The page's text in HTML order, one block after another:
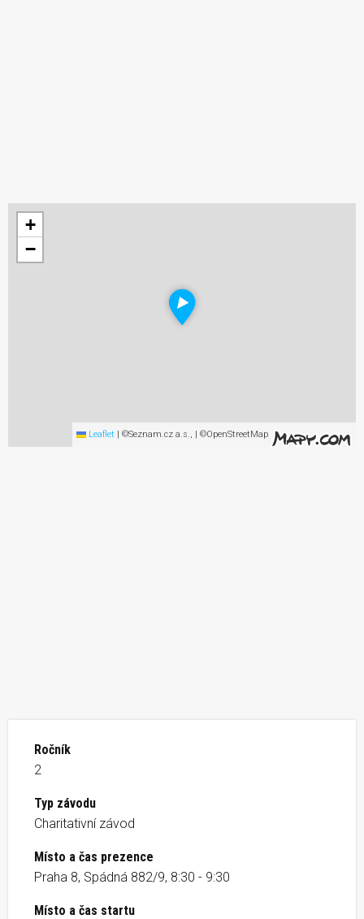
+
−
Leaflet | ©Seznam.cz a.s., | ©OpenStreetMap
Ročník
2
Typ závodu
Charitativní závod
Místo a čas prezence
Praha 8, Spádná 882/9, 8:30 - 9:30
Místo a čas startu